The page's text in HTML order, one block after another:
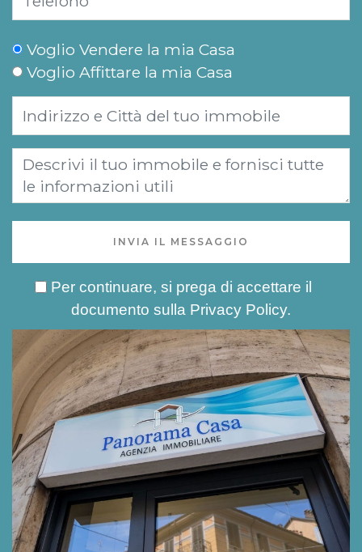
Voglio Vendere la mia Casa
Voglio Affittare la mia Casa
INVIA IL MESSAGGIO
Per continuare, si prega di accettare il
documento sulla Privacy Policy.